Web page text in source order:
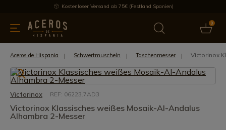
Kostenloser Versand ab 75€ (Festland Spanien)
0
Bietet Aktuelles Bestseller
Aceros de Hispania Schwertmuscheln Taschenmesser Victorinox
Victorinox REF: 06223.7AD3
Victorinox Klassisches weißes Mosaik-Al-Andalus
Alhambra 2-Messer